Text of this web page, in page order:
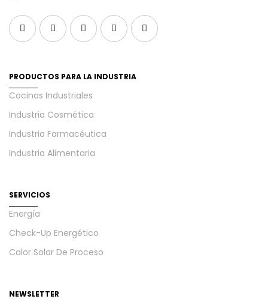
PRODUCTOS PARA LA INDUSTRIA
Cocinas Industriales
Industria Cosmética
Industria Farmacéutica
Industria Alimentaria
SERVICIOS
Energía
Check-Up Energético
Calor Solar De Proceso
NEWSLETTER